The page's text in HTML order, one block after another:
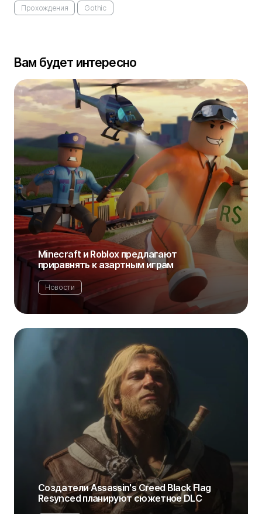
Прохождения Gothic
Вам будет интересно
Minecraft и Roblox предлагают
приравнять к азартным играм
Новости
Создатели Assassin's Creed Black Flag
Resynced планируют сюжетное DLC